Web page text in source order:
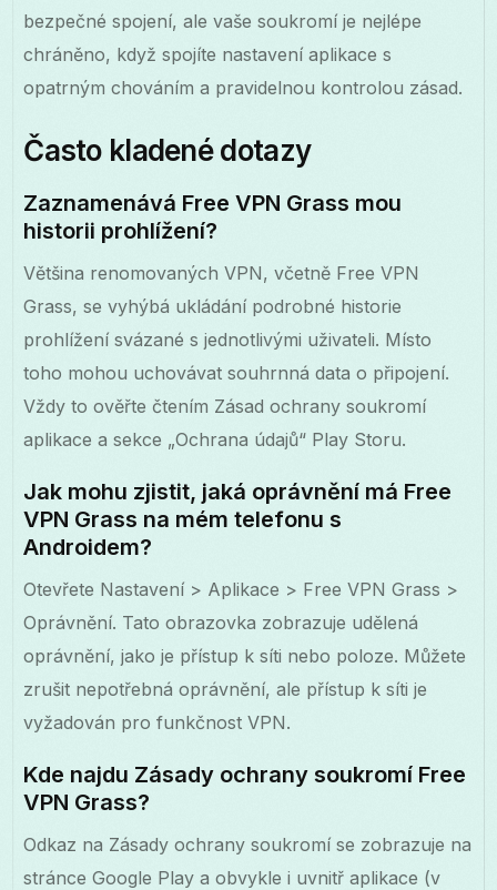
bezpečné spojení, ale vaše soukromí je nejlépe
chráněno, když spojíte nastavení aplikace s
opatrným chováním a pravidelnou kontrolou zásad.
Často kladené dotazy
Zaznamenává Free VPN Grass mou
historii prohlížení?
Většina renomovaných VPN, včetně Free VPN
Grass, se vyhýbá ukládání podrobné historie
prohlížení svázané s jednotlivými uživateli. Místo
toho mohou uchovávat souhrnná data o připojení.
Vždy to ověřte čtením Zásad ochrany soukromí
aplikace a sekce „Ochrana údajů“ Play Storu.
Jak mohu zjistit, jaká oprávnění má Free
VPN Grass na mém telefonu s
Androidem?
Otevřete Nastavení > Aplikace > Free VPN Grass >
Oprávnění. Tato obrazovka zobrazuje udělená
oprávnění, jako je přístup k síti nebo poloze. Můžete
zrušit nepotřebná oprávnění, ale přístup k síti je
vyžadován pro funkčnost VPN.
Kde najdu Zásady ochrany soukromí Free
VPN Grass?
Odkaz na Zásady ochrany soukromí se zobrazuje na
stránce Google Play a obvykle i uvnitř aplikace (v